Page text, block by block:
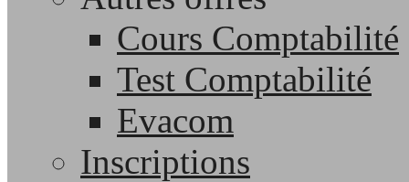
Cours Comptabilité
Test Comptabilité
Evacom
Inscriptions